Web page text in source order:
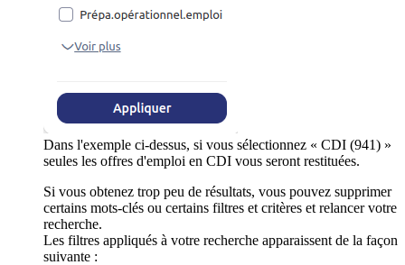
Dans l'exemple ci-dessus, si vous sélectionnez « CDI (941) »
seules les offres d'emploi en CDI vous seront restituées.
Si vous obtenez trop peu de résultats, vous pouvez supprimer
certains mots-clés ou certains filtres et critères et relancer votre
recherche.
Les filtres appliqués à votre recherche apparaissent de la façon
suivante :